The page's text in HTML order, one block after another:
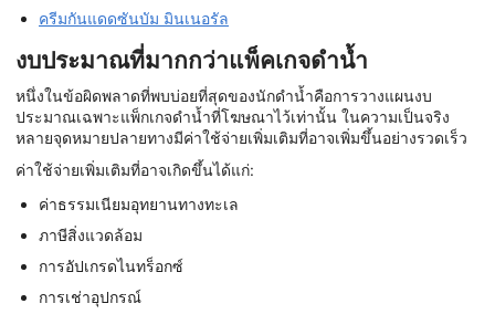
ครีมกันแดดซันบัม มินเนอรัล
งบประมาณที่มากกว่าแพ็คเกจดำน้ำ
หนึ่งในข้อผิดพลาดที่พบบ่อยที่สุดของนักดำน้ำคือการวางแผนงบ
ประมาณเฉพาะแพ็กเกจดำน้ำที่โฆษณาไว้เท่านั้น ในความเป็นจริง
หลายจุดหมายปลายทางมีค่าใช้จ่ายเพิ่มเติมที่อาจเพิ่มขึ้นอย่างรวดเร็ว
ค่าใช้จ่ายเพิ่มเติมที่อาจเกิดขึ้นได้แก่:
ค่าธรรมเนียมอุทยานทางทะเล
ภาษีสิ่งแวดล้อม
การอัปเกรดไนทร็อกซ์
การเช่าอุปกรณ์